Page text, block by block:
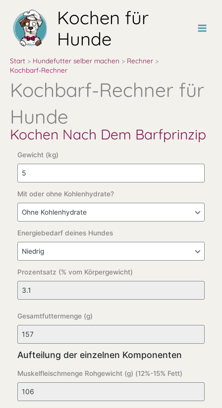
Inhalt
springen
Kochen für
Hunde
Start Hundefutter selber machen
Rechner
Kochbarf-Rechner
Kochbarf-Rechner für
Hunde
Kochen Nach Dem Barfprinzip
Gewicht (kg)
Mit oder ohne Kohlenhydrate?
Energiebedarf deines Hundes
Prozentsatz (% vom Körpergewicht)
Gesamtfuttermenge (g)
Aufteilung der einzelnen Komponenten
Muskelfleischmenge Rohgewicht (g) (12%-15% Fett)